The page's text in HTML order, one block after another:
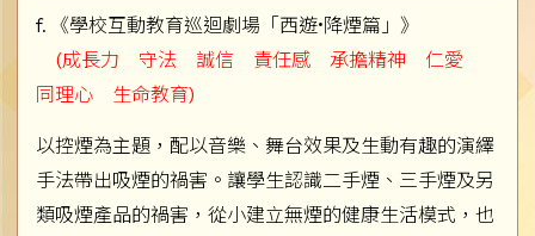
f. 《學校互動教育巡迴劇場「西遊•降煙篇」》
(成長力 守法 誠信 責任感 承擔精神 仁愛
同理心 生命教育)
以控煙為主題，配以音樂、舞台效果及生動有趣的演繹
手法帶出吸煙的禍害。讓學生認識二手煙、三手煙及另
類吸煙產品的禍害，從小建立無煙的健康生活模式，也